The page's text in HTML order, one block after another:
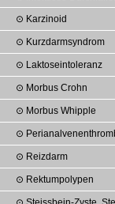
Karzinoid
Kurzdarmsyndrom
Laktoseintoleranz
Morbus Crohn
Morbus Whipple
Reizdarm
Rektumpolypen